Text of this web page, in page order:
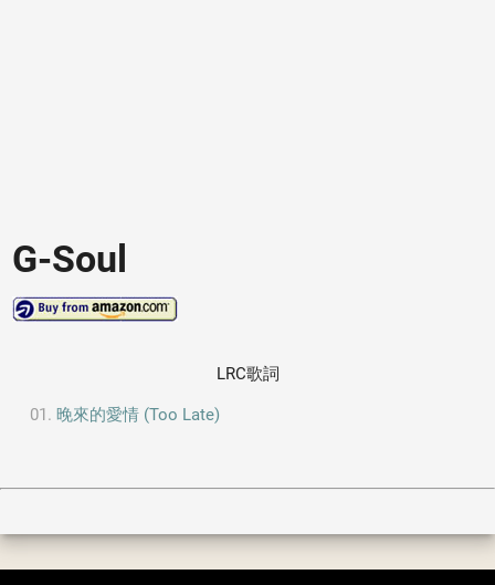
G-Soul
LRC歌詞
晚來的愛情 (Too Late)